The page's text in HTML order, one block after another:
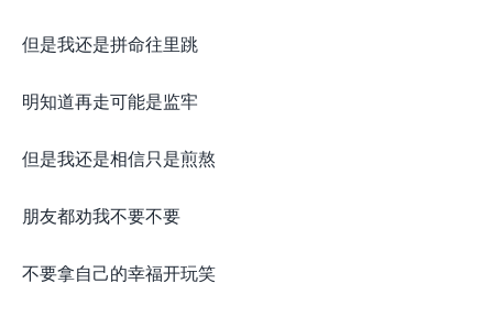
但是我还是拼命往里跳
明知道再走可能是监牢
但是我还是相信只是煎熬
朋友都劝我不要不要
不要拿自己的幸福开玩笑